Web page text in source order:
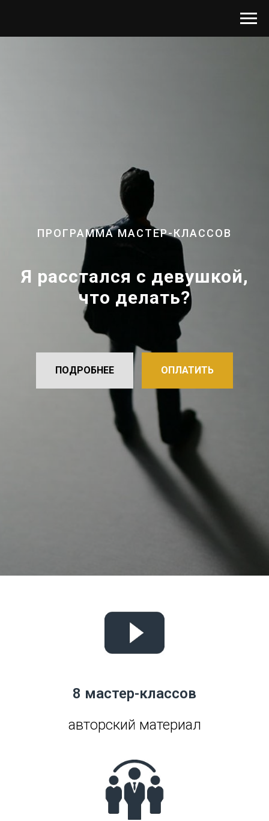
ПРОГРАММА МАСТЕР-КЛАССОВ
Я расстался с девушкой,
что делать?
ПОДРОБНЕЕ ОПЛАТИТЬ
8 мастер-классов
авторский материал